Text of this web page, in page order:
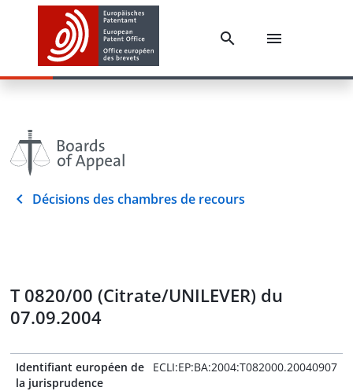
Décisions des chambres de recours
T 0820/00 (Citrate/UNILEVER) du
07.09.2004
Identifiant européen de
la jurisprudence
ECLI:EP:BA:2004:T082000.20040907